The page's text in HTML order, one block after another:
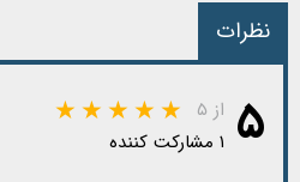
نظرات
۵ از ۵
۱ مشارکت کننده